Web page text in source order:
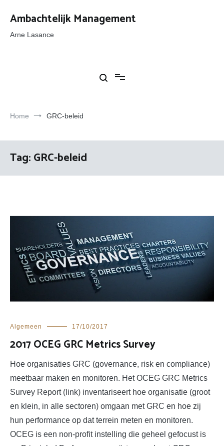
naar
inhoud
Ambachtelijk Management
Arne Lasance
Home GRC-beleid
Tag:GRC-beleid
Algemeen 17/10/2017
2017 OCEG GRC Metrics Survey
Hoe organisaties GRC (governance, risk en compliance)
meetbaar maken en monitoren. Het OCEG GRC Metrics
Survey Report (link) inventariseert hoe organisatie (groot
en klein, in alle sectoren) omgaan met GRC en hoe zij
hun performance op dat terrein meten en monitoren.
OCEG is een non-profit instelling die geheel gefocust is